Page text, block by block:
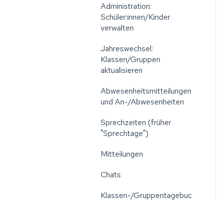
Administration:
Schüler:innen/Kinder
verwalten
Jahreswechsel:
Klassen/Gruppen
aktualisieren
Abwesenheitsmitteilungen
und An-/Abwesenheiten
Sprechzeiten (früher
"Sprechtage")
Mitteilungen
Chats
Klassen-/Gruppentagebuc